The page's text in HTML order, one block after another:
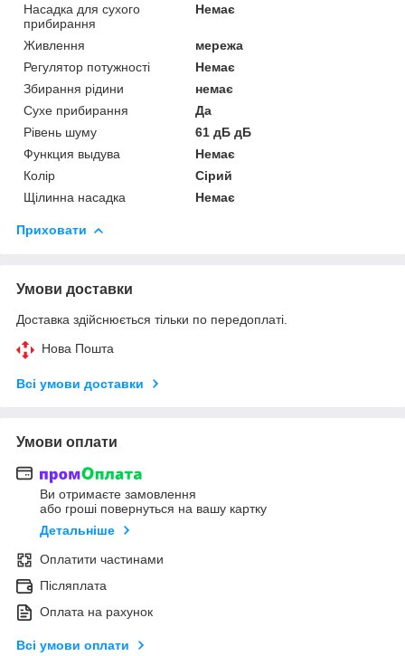
Насадка для сухого
прибирання
Немає
Живлення
мережа
Регулятор потужності
Немає
Збирання рідини
немає
Сухе прибирання
Да
Рівень шуму
61 дБ дБ
Функция выдува
Немає
Колір
Сірий
Щілинна насадка
Немає
Приховати
Умови доставки
Доставка здійснюється тільки по передоплаті.
Нова Пошта
Всі умови доставки
Умови оплати
Ви отримаєте замовлення
або гроші повернуться на вашу картку
Детальніше
Оплатити частинами
Післяплата
Оплата на рахунок
Всі умови оплати